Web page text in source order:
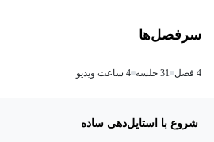
سرفصل‌ها
4 فصل 31 جلسه 4 ساعت ویدیو
شروع با استایل‌دهی ساده